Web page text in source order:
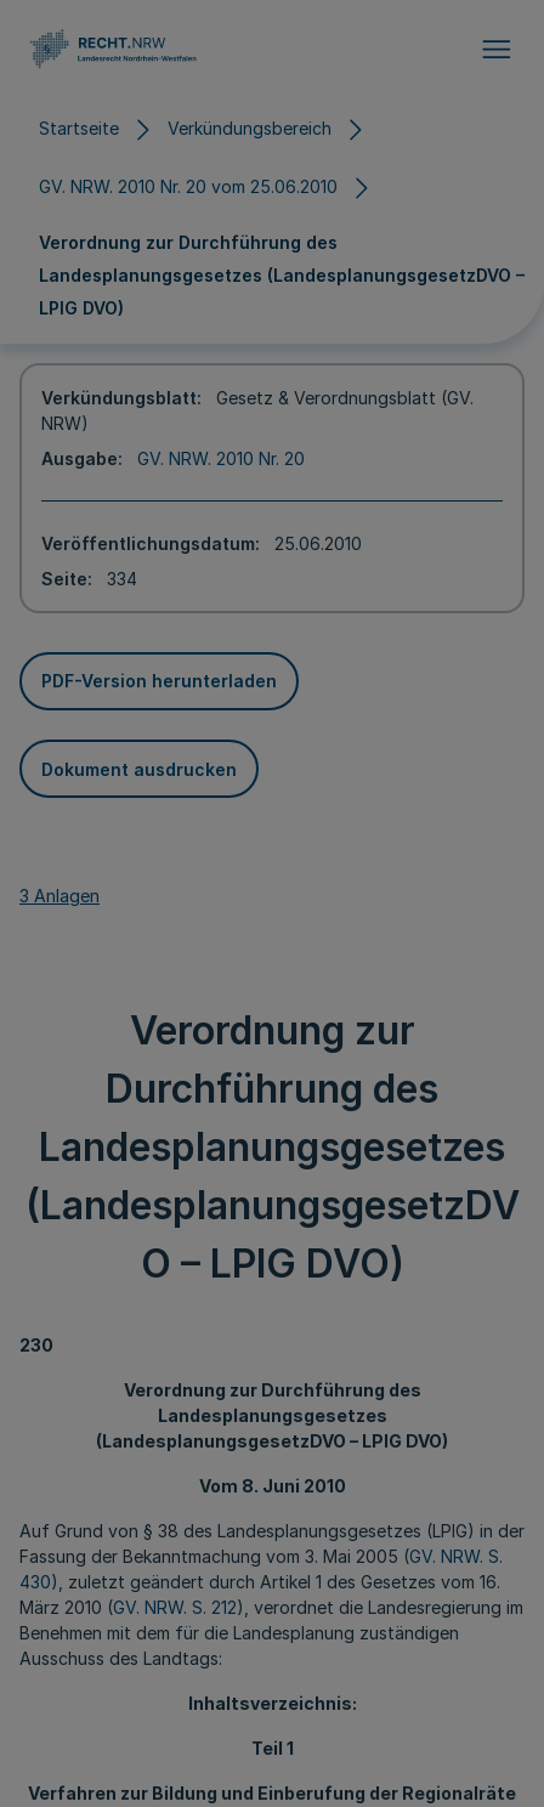
Startseite Verkündungsbereich
GV. NRW. 2010 Nr. 20 vom 25.06.2010
Verordnung zur Durchführung des
Landesplanungsgesetzes (LandesplanungsgesetzDVO –
LPlG DVO)
Verkündungsblatt
Gesetz & Verordnungsblatt (GV.
NRW)
Ausgabe
GV. NRW. 2010 Nr. 20
Veröffentlichungsdatum
25.06.2010
Seite
334
PDF-Version herunterladen
Dokument ausdrucken
3 Anlagen
Verordnung zur
Durchführung des
Landesplanungsgesetzes
(LandesplanungsgesetzDV
O – LPlG DVO)
230
Verordnung zur Durchführung des
Landesplanungsgesetzes
(LandesplanungsgesetzDVO – LPlG DVO)
Vom 8. Juni 2010
Auf Grund von § 38 des Landesplanungsgesetzes (LPlG) in der
Fassung der Bekanntmachung vom 3. Mai 2005 (GV. NRW. S.
430), zuletzt geändert durch Artikel 1 des Gesetzes vom 16.
März 2010 (GV. NRW. S. 212), verordnet die Landesregierung im
Benehmen mit dem für die Landesplanung zuständigen
Ausschuss des Landtags:
Inhaltsverzeichnis:
Teil 1
Verfahren zur Bildung und Einberufung der Regionalräte